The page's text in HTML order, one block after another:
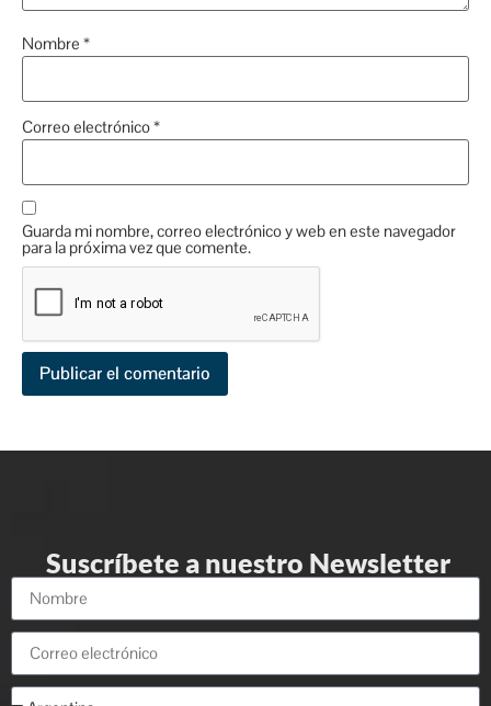
Nombre *
Correo electrónico*
Guarda mi nombre, correo electrónico y web en este navegador
para la próxima vez que comente.
Suscríbete a nuestro Newsletter